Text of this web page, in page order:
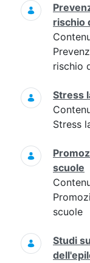
rischio
rischio
Stress
Stress
scuole
scuole
Studi